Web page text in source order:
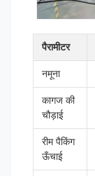
पैरामीटर
नमूना
कागज की
चौड़ाई
रीम पैकिंग
ऊँचाई